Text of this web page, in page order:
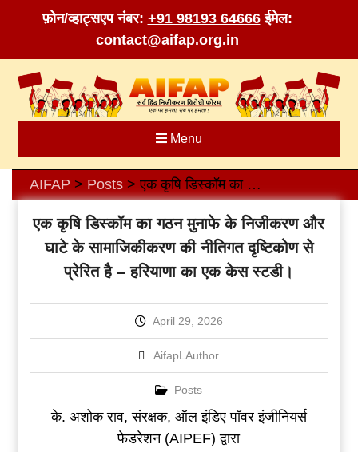
फ़ोन/व्हाट्सएप नंबर: +91 98193 64666 ईमेल:
contact@aifap.org.in
content
Menu
AIFAP > Posts> एक कृषि डिस्कॉम का गठन मुनाफे के निजीकरण और घाटे के सामाजिकीकरण की नीतिगत दृष्टिकोण से प्रेरित है – हरियाणा का एक केस स्टडी।
एक कृषि डिस्कॉम का गठन मुनाफे के निजीकरण और
घाटे के सामाजिकीकरण की नीतिगत दृष्टिकोण से
प्रेरित है – हरियाणा का एक केस स्टडी।
April 29, 2026
AifapLAuthor
Posts
के. अशोक राव, संरक्षक, ऑल इंडिए पॉवर इंजीनियर्स
फेडरेशन (AIPEF) द्वारा